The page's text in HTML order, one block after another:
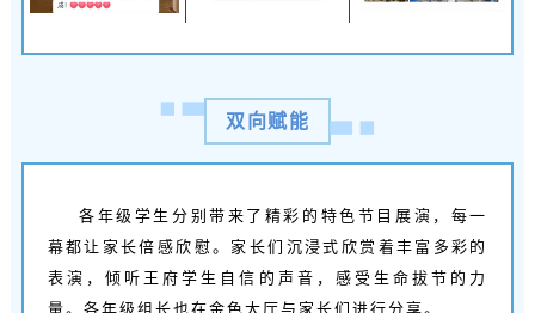
双向赋能
各年级学生分别带来了精彩的特色节目展演，每一
幕都让家长倍感欣慰。家长们沉浸式欣赏着丰富多彩的
表演，倾听王府学生自信的声音，感受生命拔节的力
量。各年级组长也在金色大厅与家长们进行分享。